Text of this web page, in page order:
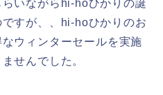
いながらhi-hoひかりの誕
すが、、hi-hoひかりのお
ウィンターセールを実施
せんでした。